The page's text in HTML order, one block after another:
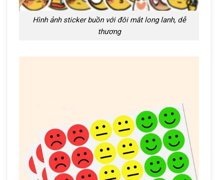
Hình ảnh sticker buồn với đôi mắt long lanh, dễ
thương